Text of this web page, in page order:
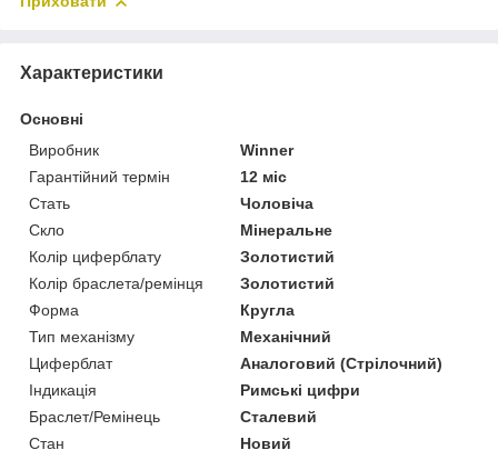
Характеристики
Основні
Виробник
Winner
Гарантійний термін
12 міс
Стать
Чоловіча
Скло
Мінеральне
Колір циферблату
Золотистий
Колір браслета/ремінця
Золотистий
Форма
Кругла
Тип механізму
Механічний
Циферблат
Аналоговий (Стрілочний)
Індикація
Римські цифри
Браслет/Ремінець
Сталевий
Стан
Новий